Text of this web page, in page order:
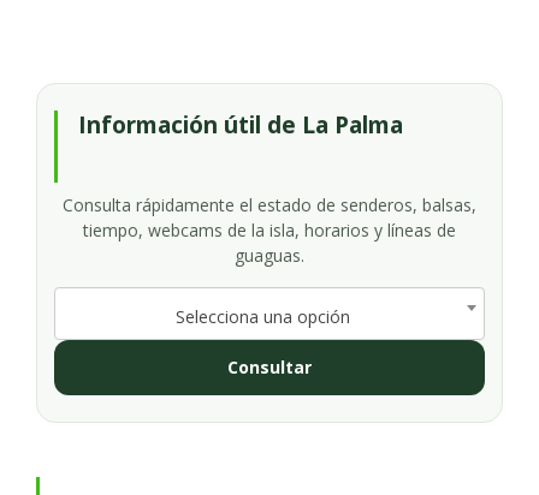
Información útil de La Palma
Consulta rápidamente el estado de senderos, balsas,
tiempo, webcams de la isla, horarios y líneas de
guaguas.
Selecciona una opción
Consultar